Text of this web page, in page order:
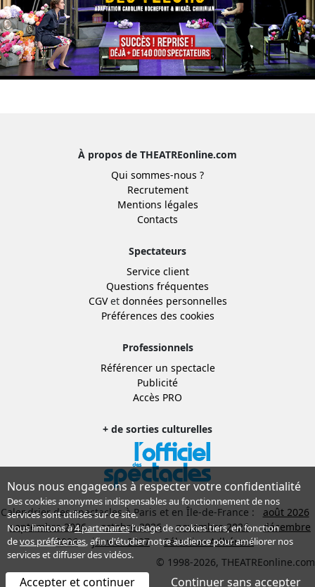
À propos de THEATREonline.com
Qui sommes-nous ?
Recrutement
Mentions légales
Contacts
Spectateurs
Service client
Questions fréquentes
CGVet données personnelles
Préférences des cookies
Professionnels
Référencer un spectacle
Publicité
Accès PRO
+ de sorties culturelles
Calendrier des spectacles à Paris et en Île-de-France :
août 2026
septembre 2026
octobre 2026 novembre 2026
décembre
2026
janvier 2027
Sélection Adhérent
© 1998-2026, THEATREonline.com
Nous nous engageons à respecter votre confidentialité
Des cookies anonymes indispensables au fonctionnement de nos
services sont utilisés sur ce site.
Nous limitons à4 partenairesl’usage de cookies tiers, en fonction
devos préférences, afin d'étudier notre audience pour améliorer nos
services et diffuser des vidéos.
Accepter et continuer Continuer sans accepter